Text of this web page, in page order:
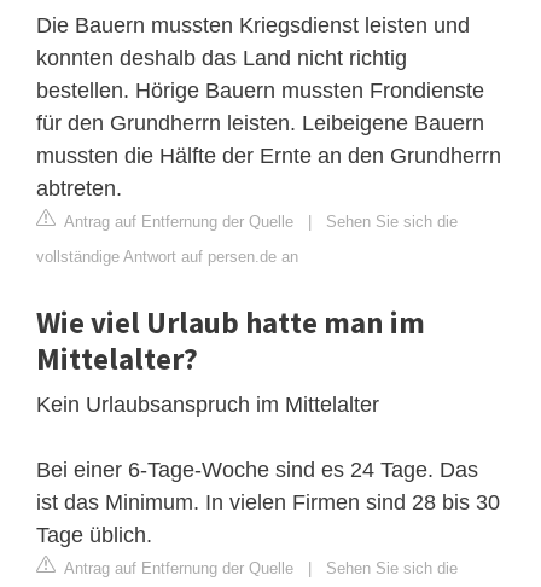
Die Bauern mussten Kriegsdienst leisten und
konnten deshalb das Land nicht richtig
bestellen. Hörige Bauern mussten Frondienste
für den Grundherrn leisten. Leibeigene Bauern
mussten die Hälfte der Ernte an den Grundherrn
abtreten.
Antrag auf Entfernung der Quelle | Sehen Sie sich die
vollständige Antwort auf persen.de an
Wie viel Urlaub hatte man im
Mittelalter?
Kein Urlaubsanspruch im Mittelalter
Bei einer 6-Tage-Woche sind es 24 Tage. Das
ist das Minimum. In vielen Firmen sind 28 bis 30
Tage üblich.
Antrag auf Entfernung der Quelle | Sehen Sie sich die